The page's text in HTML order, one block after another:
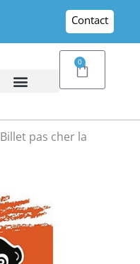
Contact
0
Panier
Billet pas cher la